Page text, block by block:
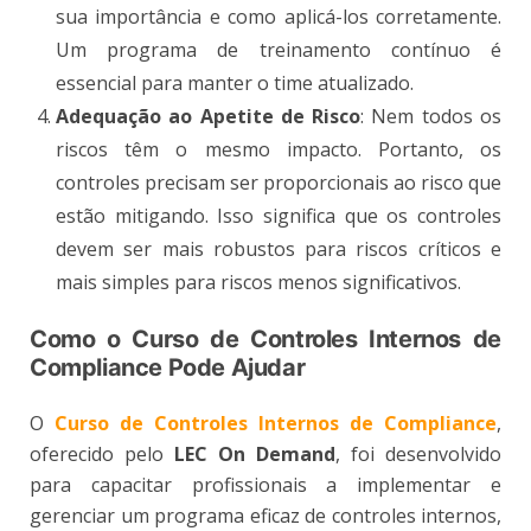
sua importância e como aplicá-los corretamente.
Um programa de treinamento contínuo é
essencial para manter o time atualizado​.
Adequação ao Apetite de Risco: Nem todos os
riscos têm o mesmo impacto. Portanto, os
controles precisam ser proporcionais ao risco que
estão mitigando. Isso significa que os controles
devem ser mais robustos para riscos críticos e
mais simples para riscos menos significativos​.
Como o Curso de Controles Internos de
Compliance Pode Ajudar
O Curso de Controles Internos de Compliance,
oferecido pelo LEC On Demand, foi desenvolvido
para capacitar profissionais a implementar e
gerenciar um programa eficaz de controles internos,